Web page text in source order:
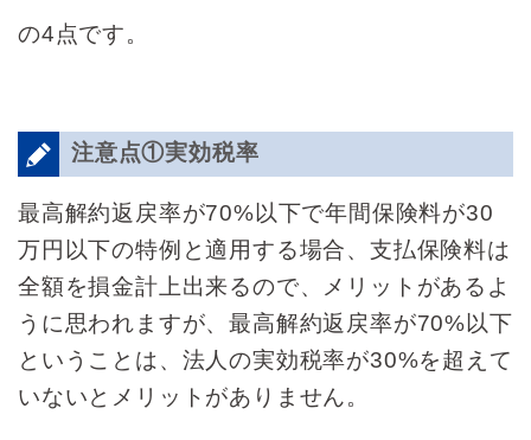
の4点です。
注意点①実効税率
最高解約返戻率が70%以下で年間保険料が30
万円以下の特例と適用する場合、支払保険料は
全額を損金計上出来るので、メリットがあるよ
うに思われますが、最高解約返戻率が70%以下
ということは、法人の実効税率が30%を超えて
いないとメリットがありません。